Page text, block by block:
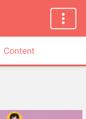
Content